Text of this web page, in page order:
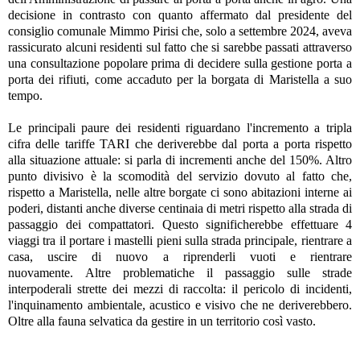
decisione in contrasto con quanto affermato dal presidente del
consiglio comunale Mimmo Pirisi che, solo a settembre 2024, aveva
rassicurato alcuni residenti sul fatto che si sarebbe passati attraverso
una consultazione popolare prima di decidere sulla gestione porta a
porta dei rifiuti, come accaduto per la borgata di Maristella a suo
tempo.
Le principali paure dei residenti riguardano l'incremento a tripla
cifra delle tariffe TARI che deriverebbe dal porta a porta rispetto
alla situazione attuale: si parla di incrementi anche del 150%. Altro
punto divisivo è la scomodità del servizio dovuto al fatto che,
rispetto a Maristella, nelle altre borgate ci sono abitazioni interne ai
poderi, distanti anche diverse centinaia di metri rispetto alla strada di
passaggio dei compattatori. Questo significherebbe effettuare 4
viaggi tra il portare i mastelli pieni sulla strada principale, rientrare a
casa, uscire di nuovo a riprenderli vuoti e rientrare
nuovamente. Altre problematiche il passaggio sulle strade
interpoderali strette dei mezzi di raccolta: il pericolo di incidenti,
l'inquinamento ambientale, acustico e visivo che ne deriverebbero.
Oltre alla fauna selvatica da gestire in un territorio così vasto.